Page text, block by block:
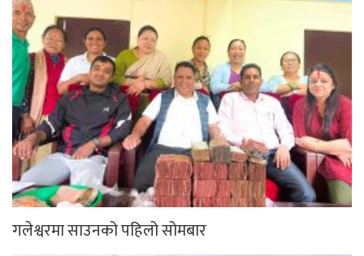
गलेश्वरमा साउनको पहिलो सोमबार